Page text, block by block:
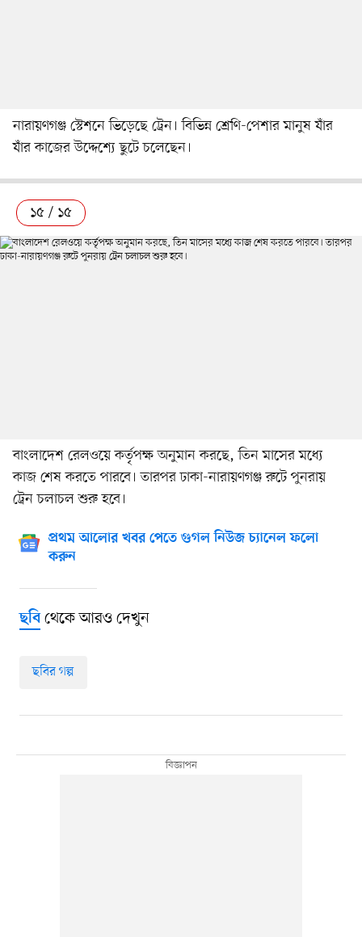
নারায়ণগঞ্জ স্টেশনে ভিড়েছে ট্রেন। বিভিন্ন শ্রেণি-পেশার মানুষ যাঁর
যাঁর কাজের উদ্দেশ্যে ছুটে চলেছেন।
১৫ / ১৫
বাংলাদেশ রেলওয়ে কর্তৃপক্ষ অনুমান করছে, তিন মাসের মধ্যে
কাজ শেষ করতে পারবে। তারপর ঢাকা-নারায়ণগঞ্জ রুটে পুনরায়
ট্রেন চলাচল শুরু হবে।
প্রথম আলোর খবর পেতে গুগল নিউজ চ্যানেল ফলো
করুন
ছবিথেকে আরও দেখুন
ছবির গল্প